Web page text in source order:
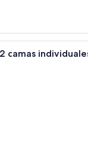
Habitación
camas